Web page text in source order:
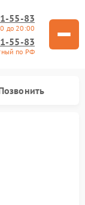
55-83
до 20:00
55-83
по РФ